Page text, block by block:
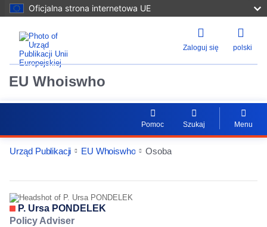
Oficjalna strona internetowa UE
Zaloguj się polski
EU Whoiswho
Pomoc Szukaj Menu
Urząd Publikacji EU Whoiswho Osoba
EntityDetailActions
P. Ursa PONDELEK
Policy Adviser